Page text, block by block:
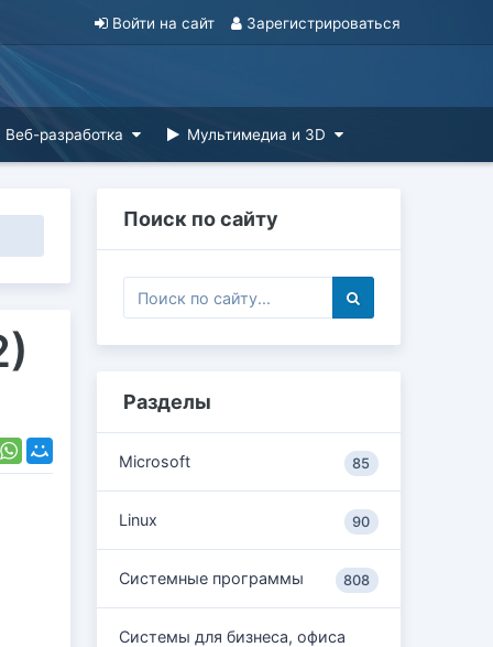
Войти на сайт Зарегистрироваться
Веб-разработка Мультимедиа и 3D
Поиск по сайту
Разделы
Microsoft 85
Linux 90
Системные программы 808
Системы для бизнеса, офиса